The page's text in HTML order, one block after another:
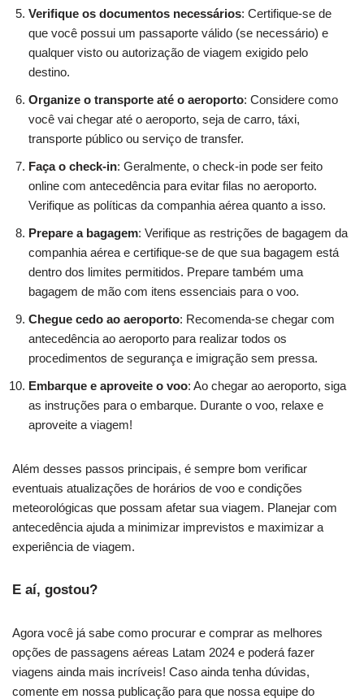
Verifique os documentos necessários: Certifique-se de
que você possui um passaporte válido (se necessário) e
qualquer visto ou autorização de viagem exigido pelo
destino.
Organize o transporte até o aeroporto: Considere como
você vai chegar até o aeroporto, seja de carro, táxi,
transporte público ou serviço de transfer.
Faça o check-in: Geralmente, o check-in pode ser feito
online com antecedência para evitar filas no aeroporto.
Verifique as políticas da companhia aérea quanto a isso.
Prepare a bagagem: Verifique as restrições de bagagem da
companhia aérea e certifique-se de que sua bagagem está
dentro dos limites permitidos. Prepare também uma
bagagem de mão com itens essenciais para o voo.
Chegue cedo ao aeroporto: Recomenda-se chegar com
antecedência ao aeroporto para realizar todos os
procedimentos de segurança e imigração sem pressa.
Embarque e aproveite o voo: Ao chegar ao aeroporto, siga
as instruções para o embarque. Durante o voo, relaxe e
aproveite a viagem!
Além desses passos principais, é sempre bom verificar
eventuais atualizações de horários de voo e condições
meteorológicas que possam afetar sua viagem. Planejar com
antecedência ajuda a minimizar imprevistos e maximizar a
experiência de viagem.
E aí, gostou?
Agora você já sabe como procurar e comprar as melhores
opções de passagens aéreas Latam 2024 e poderá fazer
viagens ainda mais incríveis! Caso ainda tenha dúvidas,
comente em nossa publicação para que nossa equipe do